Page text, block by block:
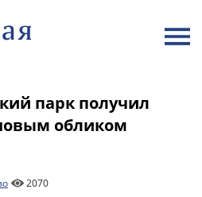
парк получил
обликом
2070